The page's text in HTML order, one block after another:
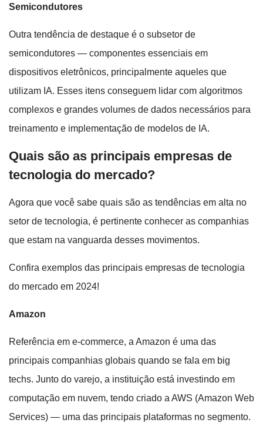
Semicondutores
Outra tendência de destaque é o subsetor de
semicondutores — componentes essenciais em
dispositivos eletrônicos, principalmente aqueles que
utilizam IA. Esses itens conseguem lidar com algoritmos
complexos e grandes volumes de dados necessários para
treinamento e implementação de modelos de IA.
Quais são as principais empresas de
tecnologia do mercado?
Agora que você sabe quais são as tendências em alta no
setor de tecnologia, é pertinente conhecer as companhias
que estam na vanguarda desses movimentos.
Confira exemplos das principais empresas de tecnologia
do mercado em 2024!
Amazon
Referência em e-commerce, a Amazon é uma das
principais companhias globais quando se fala em big
techs. Junto do varejo, a instituição está investindo em
computação em nuvem, tendo criado a AWS (Amazon Web
Services) — uma das principais plataformas no segmento.